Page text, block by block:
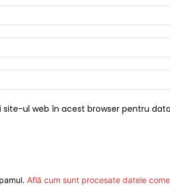
ul web în acest browser pentru
Află cum sunt procesate datele